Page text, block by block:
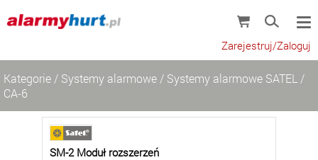
Zarejestruj/Zaloguj
Kategorie / Systemy alarmowe / Systemy alarmowe SATEL /
CA-6
SM-2 Moduł rozszerzeń